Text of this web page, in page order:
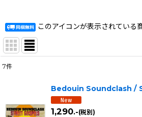
このアイコンが表示されている
7件
Bedouin Soundclash /
1,290.-(税別)